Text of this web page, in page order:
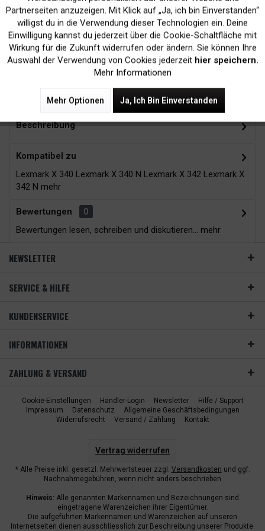
Kein Verlust der
Druckergarantie
Versand innerhalb von
24H*
Zubehör
Beschreibung
Kompatibel zu
Lexmark X 340 Lexmark X 340 N Lexmark X 342 Lexmark X
342 N mehr
Bewertungen
0
Bewertungen lesen, schreiben und diskutieren... mehr
NEWSLETTER
SERVICE & HILFE
KUNDENSERVICE
INFORMATIONEN
ZAHLUNG & VERSAND
Cookie-Einstellungen Händler-Login Newsletter
Hilfe / Support
Impressum
Datenschutz
Allgemeine Geschäftsbedingungen
Widerrufsrecht
Versand / Zahlung Kontakt
Vertrag widerrufen
* Alle Preise inkl. gesetzl. Mehrwertsteuer zzgl. Versandkosten und ggf.
Nachnahmegebühren, wenn nicht anders beschrieben
Hinweis: Alle genannten Markennamen und Bezeichnungen sind
eingetragene Warenzeichen ihrer Eigentümer.
Die aufgeführten Markennamen und Warenzeichen auf unseren
Internetseiten dienen ausschliesslich zur Beschreibung unserer Produkte.
Marketing Inaktiv
Tracking Inaktiv
Partnerseiten anzuzeigen. Mit Klick auf „Ja, ich bin Einverstanden“
willigst du in die Verwendung dieser Technologien ein. Deine
Einwilligung kannst du jederzeit über die Cookie-Schaltfläche mit
Wirkung für die Zukunft widerrufen oder ändern. Sie können Ihre
Auswahl der Verwendung von Cookies jederzeit hier speichern.
Mehr Informationen
Mehr Optionen Ja, Ich Bin Einverstanden